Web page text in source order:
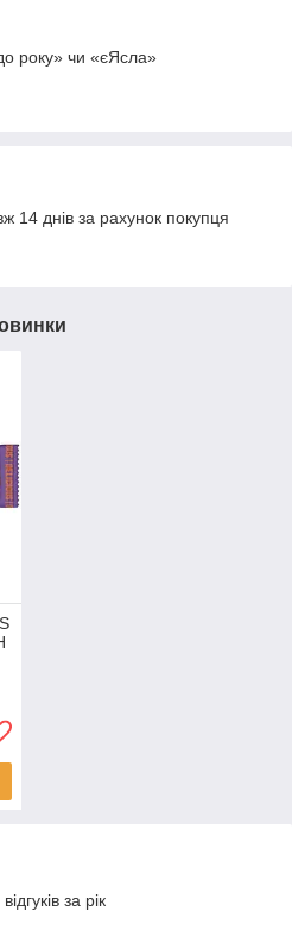
року» чи «єЯсла»
14 днів за рахунок покупця
за рік